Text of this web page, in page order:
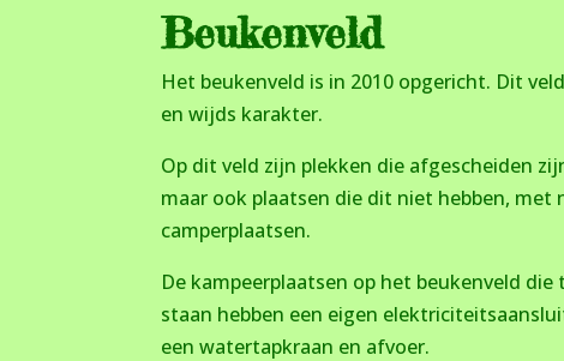
Beukenveld
Het beukenveld is in 2010 opgericht. Dit
en wijds karakter.
Op dit veld zijn plekken die afgescheiden
maar ook plaatsen die dit niet hebben, met
camperplaatsen.
De kampeerplaatsen op het beukenveld die
staan hebben een eigen
een watertapkraan en afvoer.